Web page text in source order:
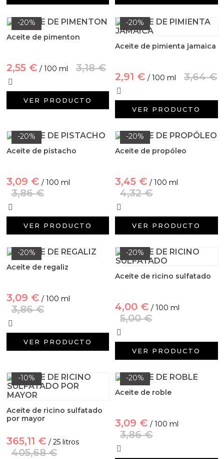
-20%
Aceite de pimenton
2,55 € / 100 ml 3,18 €
VER PRODUCTO
-20%
Aceite de pimienta jamaica
2,91 € / 100 ml 3,64 €
VER PRODUCTO
-20%
Aceite de pistacho
3,09 € / 100 ml
3,86 €
VER PRODUCTO
-20%
Aceite de propóleo
3,45 € / 100 ml
4,32 €
VER PRODUCTO
-20%
Aceite de regaliz
3,09 € / 100 ml
3,86 €
VER PRODUCTO
-20%
Aceite de ricino sulfatado
4,00 € / 100 ml
5,00 €
VER PRODUCTO
-10%
Aceite de ricino sulfatado
por mayor
365,11 € / 25 litros
405,68 €
-20%
Aceite de roble
3,09 € / 100 ml
3,86 €